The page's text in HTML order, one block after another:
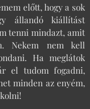
előtt, hogy a sok
állandó kiállítást
tenni mindazt, amit
Nekem nem kell
Ha meglátok
el tudom fogadni,
minden az enyém,